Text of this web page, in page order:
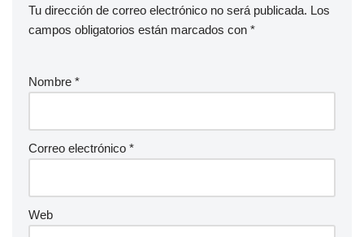
Tu dirección de correo electrónico no será publicada. Los
campos obligatorios están marcados con *
Nombre *
Correo electrónico *
Web